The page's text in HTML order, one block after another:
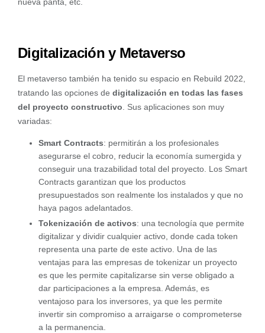
Digitalización y Metaverso
El metaverso también ha tenido su espacio en Rebuild 2022,
tratando las opciones de digitalización en todas las fases
del proyecto constructivo . Sus aplicaciones son muy
variadas:
Smart Contracts: permitirán a los profesionales
asegurarse el cobro, reducir la economía sumergida y
conseguir una trazabilidad total del proyecto. Los Smart
Contracts garantizan que los productos
presupuestados son realmente los instalados y que no
haya pagos adelantados.
Tokenización de activos: una tecnología que permite
digitalizar y dividir cualquier activo, donde cada token
representa una parte de este activo. Una de las
ventajas para las empresas de tokenizar un proyecto
es que les permite capitalizarse sin verse obligado a
dar participaciones a la empresa. Además, es
ventajoso para los inversores, ya que les permite
invertir sin compromiso a arraigarse o comprometerse
a la permanencia.